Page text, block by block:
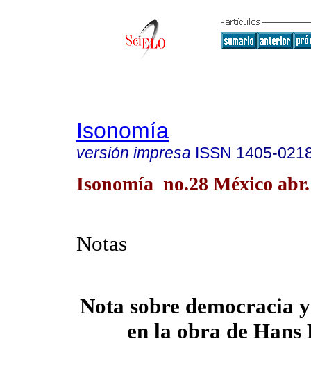
Isonomía
versión impresa ISSN 1405-
Isonomía no.28 México
Notas
Nota sobre democracia
en la obra de Hans